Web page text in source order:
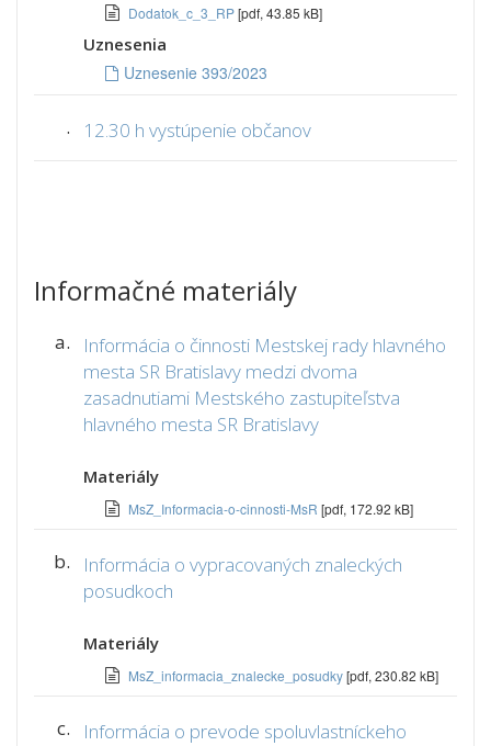
Dodatok_c_3_RP[pdf, 43.85 kB]
Uznesenia
Uznesenie 393/2023
. 12.30 h vystúpenie občanov
Informačné materiály
a.
Informácia o činnosti Mestskej rady hlavného
mesta SR Bratislavy medzi dvoma
zasadnutiami Mestského zastupiteľstva
hlavného mesta SR Bratislavy
Materiály
MsZ_Informacia-o-cinnosti-MsR [pdf, 172.92 kB]
b.
Informácia o vypracovaných znaleckých
posudkoch
Materiály
MsZ_informacia_znalecke_posudky[pdf, 230.82 kB]
c.
Informácia o prevode spoluvlastníckeho